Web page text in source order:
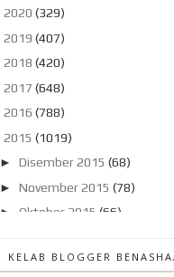
2020 (329)
2019 (407)
2018 (420)
2017 (648)
2016 (788)
2015 (1019)
► Disember 2015 (68)
► November 2015 (78)
► Oktober 2015 (66)
►Ogos 2015(63)
KELAB BLOGGER